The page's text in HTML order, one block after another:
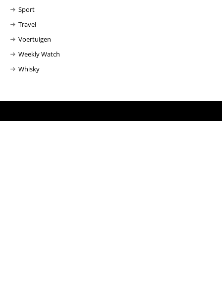
Sport
Travel
Voertuigen
Weekly Watch
Whisky